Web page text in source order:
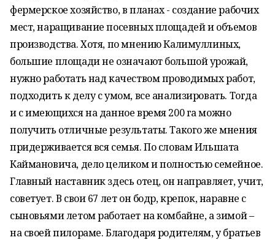
фермерское хозяйство, в планах - создание рабочих
мест, наращивание посевных площадей и объемов
производства. Хотя, по мнению Калимуллиных,
большие площади не означают большой урожай,
нужно работать над качеством проводимых работ,
подходить к делу с умом, все анализировать. Тогда
и с имеющихся на данное время 200 га можно
получить отличные результаты. Такого же мнения
придерживается вся семья. По словам Ильшата
Каймановича, дело целиком и полностью семейное.
Главный наставник здесь отец, он направляет, учит,
советует. В свои 67 лет он бодр, крепок, наравне с
сыновьями летом работает на комбайне, а зимой –
на своей пилораме. Благодаря родителям, у братьев